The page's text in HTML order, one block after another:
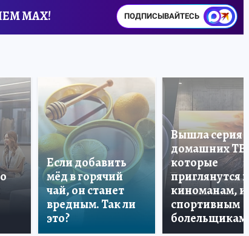
MAX! ПОДПИСЫВАЙТЕСЬ
Если добавить
мёд в горячий
чай, он станет
вредным. Так ли
это?
Вышла серия
домашних ТВ,
которые
приглянутся и
киноманам, и
спортивным
болельщикам